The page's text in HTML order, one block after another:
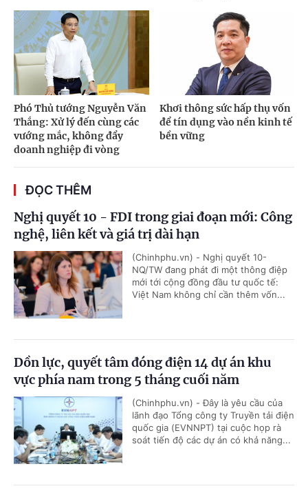
Phó Thủ tướng Nguyễn Văn
Thắng: Xử lý đến cùng các
vướng mắc, không đẩy
doanh nghiệp đi vòng
Khơi thông sức hấp thụ vốn
để tín dụng vào nền kinh tế
bền vững
ĐỌC THÊM
Nghị quyết 10 - FDI trong giai đoạn mới: Công
nghệ, liên kết và giá trị dài hạn
(Chinhphu.vn) - Nghị quyết 10-
NQ/TW đang phát đi một thông điệp
mới tới cộng đồng đầu tư quốc tế:
Việt Nam không chỉ cần thêm vốn...
Dồn lực, quyết tâm đóng điện 14 dự án khu
vực phía nam trong 5 tháng cuối năm
(Chinhphu.vn) - Đây là yêu cầu của
lãnh đạo Tổng công ty Truyền tải điện
quốc gia (EVNNPT) tại cuộc họp rà
soát tiến độ các dự án có khả năng...